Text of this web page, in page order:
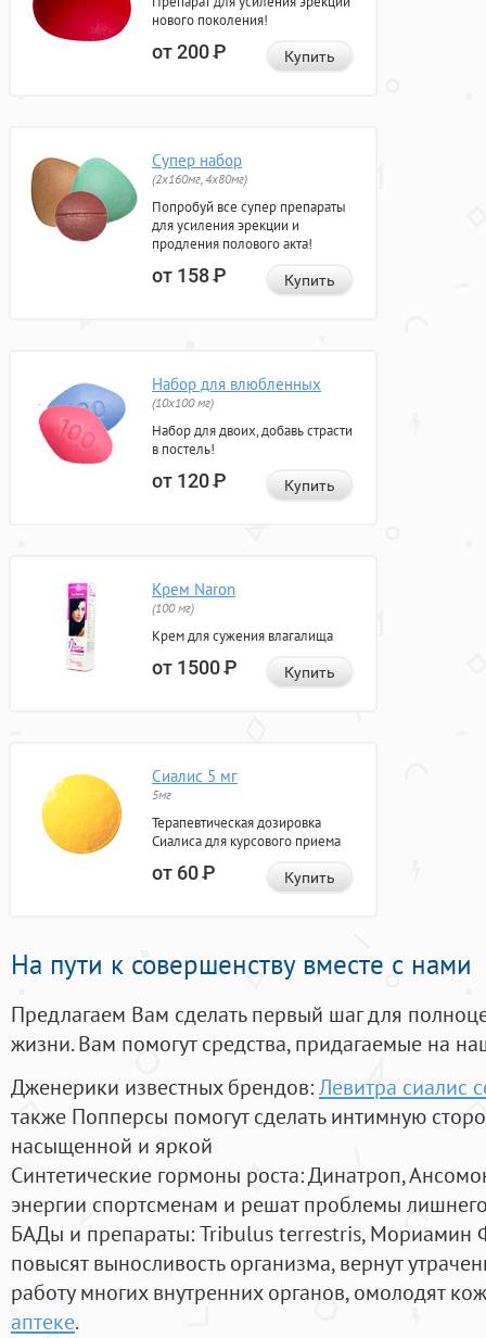
нового поколения!
от 200Р Купить
Супер набор
(2х160мг, 4х80мг)
Попробуй все супер препараты
для усиления эрекции и
продления полового акта!
от 158Р Купить
Набор для влюбленных
(10х100 мг)
Набор для двоих, добавь страсти
в постель!
от 120Р Купить
Крем Naron
(100 мг)
Крем для сужения влагалища
от 1500Р Купить
Сиалис 5 мг
5мг
Терапевтическая дозировка
Сиалиса для курсового приема
от 60Р Купить
На пути к совершенству вместе с нами
Предлагаем Вам сделать первый шаг для
жизни. Вам помогут средства, придагаемые на
Дженерики известных брендов:Левитра сиалис
также Попперсы помогут сделать интимную
насыщенной и яркой
Синтетические гормоны роста: Динатроп,
энергии спортсменам и решат проблемы
БАДы и препараты:Tribulus terrestris, Мориамин
повысят выносливость организма, вернут
работу многих внутренних органов, омолодят
аптеке.